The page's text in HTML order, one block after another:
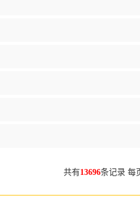
共有13696条记录 每